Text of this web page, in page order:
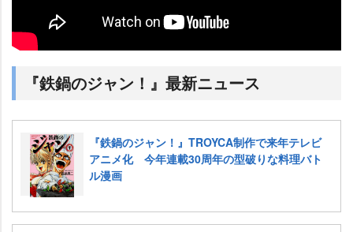
『鉄鍋のジャン！』最新ニュース
『鉄鍋のジャン！』TROYCA制作で来年テレビ
アニメ化 今年連載30周年の型破りな料理バト
ル漫画